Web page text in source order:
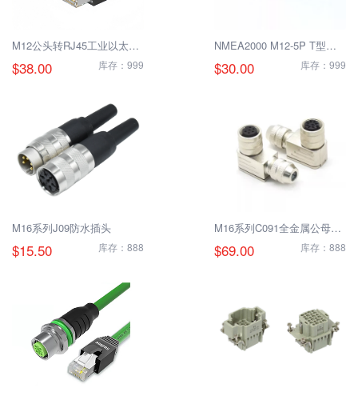
M12公头转RJ45工业以太网
连接器
$38.00 库存：999
NMEA2000 M12-5P T型分
配器
$30.00 库存：999
M16系列J09防水插头
$15.50 库存：888
M16系列C091全金属公母弯
头
$69.00 库存：888